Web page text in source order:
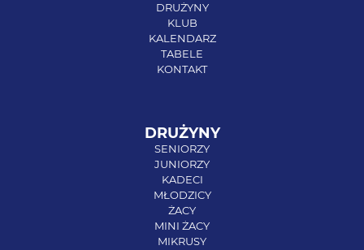
DRUŻYNY
KLUB
KALENDARZ
TABELE
KONTAKT
DRUŻYNY
SENIORZY
JUNIORZY
KADECI
MŁODZICY
ŻACY
MINI ŻACY
MIKRUSY